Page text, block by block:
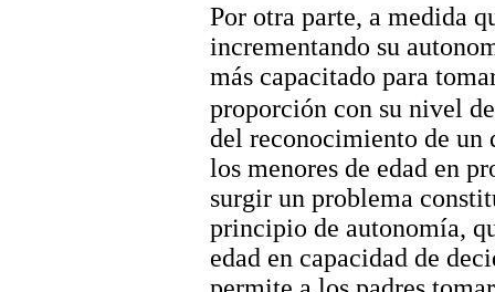
Por otra parte, a medida
incrementando su
más capacitado para
proporción con su nivel
del reconocimiento de un
los menores de edad en
surgir un problema
principio de autonomía,
edad en capacidad de